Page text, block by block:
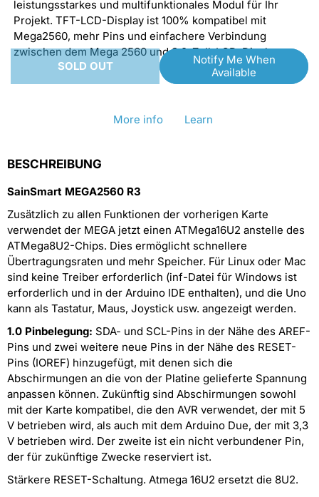
Shield
+
3,2
Shield
+
3,2
Touch
SOLD OUT
Notify Me When
Available
leistungsstarkes und multifunktionales Modul für Ihr
Projekt. TFT-LCD-Display ist 100% kompatibel mit
Mega2560, mehr Pins und einfachere Verbindung
zwischen dem Mega 2560 und 3,2-Zoll-LCD-Display.
More info Learn
BESCHREIBUNG
SainSmart MEGA2560 R3
Zusätzlich zu allen Funktionen der vorherigen Karte
verwendet der MEGA jetzt einen ATMega16U2 anstelle des
ATMega8U2-Chips. Dies ermöglicht schnellere
Übertragungsraten und mehr Speicher. Für Linux oder Mac
sind keine Treiber erforderlich (inf-Datei für Windows ist
erforderlich und in der Arduino IDE enthalten), und die Uno
kann als Tastatur, Maus, Joystick usw. angezeigt werden.
1.0 Pinbelegung: SDA- und SCL-Pins in der Nähe des AREF-
Pins und zwei weitere neue Pins in der Nähe des RESET-
Pins (IOREF) hinzugefügt, mit denen sich die
Abschirmungen an die von der Platine gelieferte Spannung
anpassen können. Zukünftig sind Abschirmungen sowohl
mit der Karte kompatibel, die den AVR verwendet, der mit 5
V betrieben wird, als auch mit dem Arduino Due, der mit 3,3
V betrieben wird. Der zweite ist ein nicht verbundener Pin,
der für zukünftige Zwecke reserviert ist.
Stärkere RESET-Schaltung. Atmega 16U2 ersetzt die 8U2.